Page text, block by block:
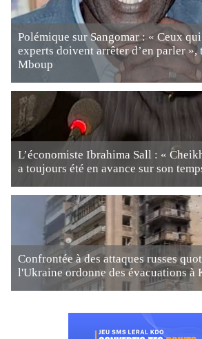
Polémique sur Sangomar : « Ceux
experts doivent arrêter d’en parler »,
Mboup
L’économiste Ibrahima Sall : «
a toujours été en avance sur son
Confrontée à des attaques russes
l'Ukraine ordonne des évacuations à